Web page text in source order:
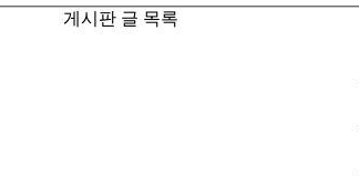
게시판 글 목록